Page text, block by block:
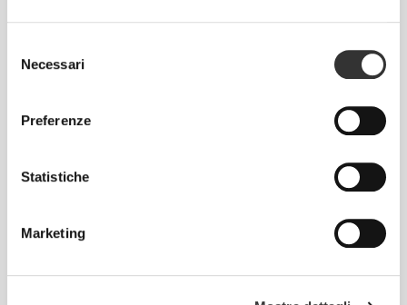
delNecessari
Preferenze
Statistiche
Marketing
L’effetto noce del Brasile
tutta la foresta amazzonica, ben oltre i confini del Brasile.
Con il loro sapore cremoso, la consistenza croccante e un